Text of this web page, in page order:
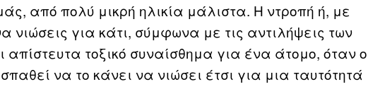
από πολύ μικρή ηλικία μάλιστα. Η ντροπή ή, με
για κάτι, σύμφωνα με τις αντιλήψεις των
απίστευτα τοξικό συναίσθημα για ένα άτομο, όταν ο
να το κάνει να νιώσει έτσι για μια ταυτότητά